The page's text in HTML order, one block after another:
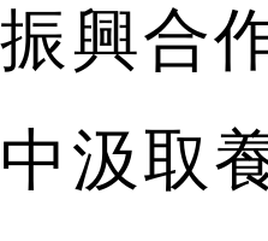
興合
汲取